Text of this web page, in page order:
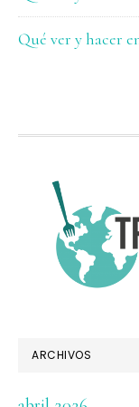
Qué ver y hacer
FOOTER
ARCHIVOS